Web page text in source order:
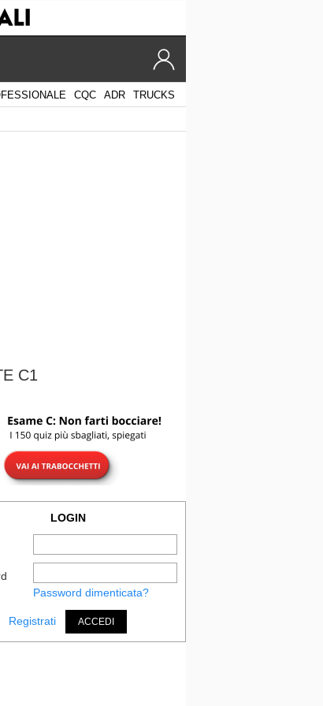
CQC ADR TRUCKS
C1
LOGIN
Password dimenticata?
Registrati ACCEDI